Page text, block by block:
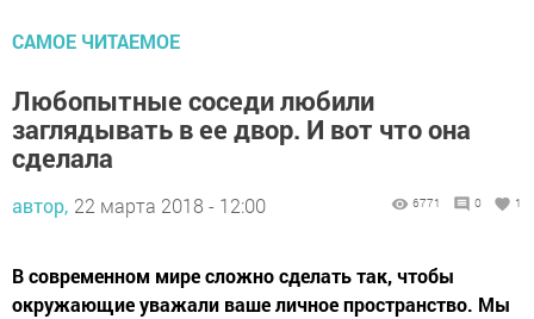
САМОЕ ЧИТАЕМОЕ
Любопытные соседи любили
заглядывать в ее двор. И вот что она
сделала
автор, 22 марта 2018 - 12:00 6771 0 1
В современном мире сложно сделать так, чтобы
окружающие уважали ваше личное пространство. Мы